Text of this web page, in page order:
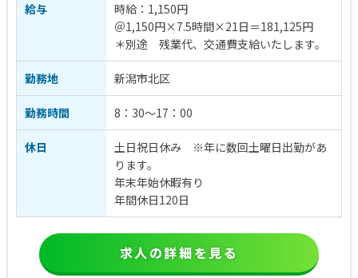
給与
時給：1,150円
＠1,150円×7.5時間×21日＝181,125円
＊別途 残業代、交通費支給いたします。
勤務地 新潟市北区
勤務時間 8：30～17：00
休日
土日祝日休み ※年に数回土曜日出勤があ
ります。
年末年始休暇有り
年間休日120日
求人の詳細を見る